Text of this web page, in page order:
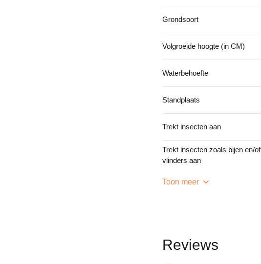
Grondsoort
Volgroeide hoogte (in CM)
Waterbehoefte
Standplaats
Trekt insecten aan
Trekt insecten zoals bijen en/of
vlinders aan
Toon meer
Reviews